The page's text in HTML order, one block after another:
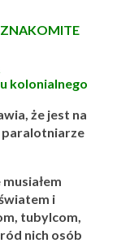
ZNAKOMITE
kolonialnego
że jest na
paralotniarze
i
tubylcom,
nich osób